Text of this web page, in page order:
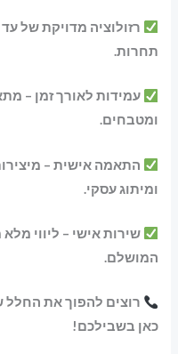
תחרות.
עמידות לאורך זמן –
ומטבחים.
התאמה אישית –
ומיתוג עסקי.
שירות אישי – ליווי
המושלם.
רוצים להפוך את החלל
כאן בשבילכם!